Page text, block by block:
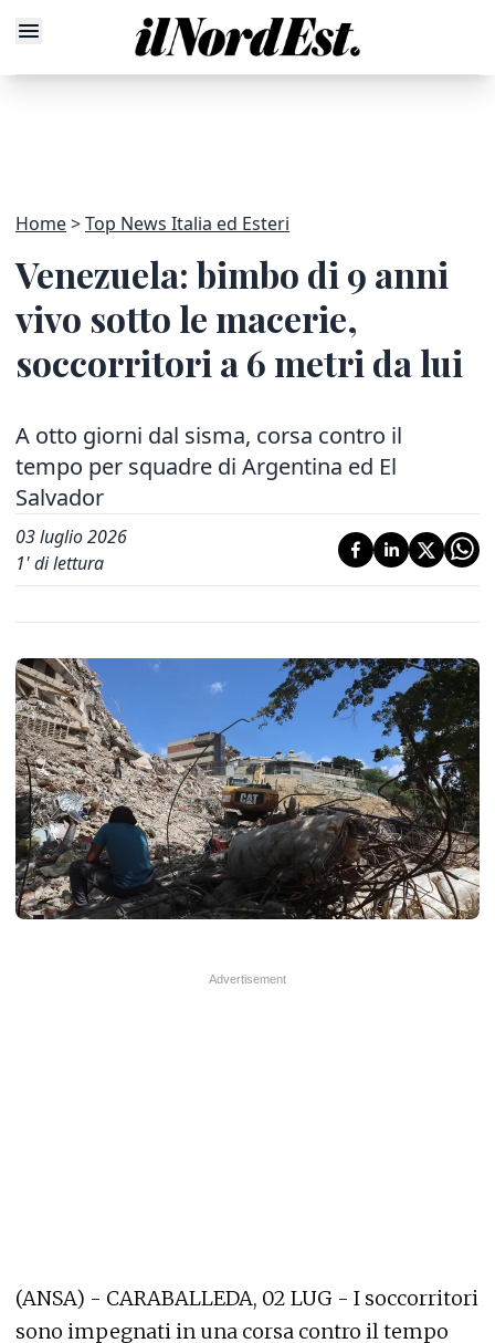
Home Top News Italia ed Esteri
Venezuela: bimbo di 9 anni
vivo sotto le macerie,
soccorritori a 6 metri da lui
A otto giorni dal sisma, corsa contro il
tempo per squadre di Argentina ed El
Salvador
03 luglio 2026
1' di lettura
(ANSA) - CARABALLEDA, 02 LUG - I soccorritori
sono impegnati in una corsa contro il tempo